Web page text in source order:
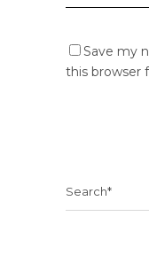
Save my
this browser